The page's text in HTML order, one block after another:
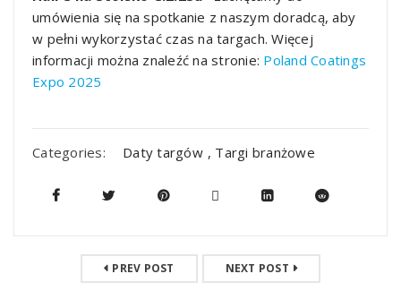
umówienia się na spotkanie z naszym doradcą, aby
w pełni wykorzystać czas na targach. Więcej
informacji można znaleźć na stronie: Poland Coatings
Expo 2025
Categories: Daty targów , Targi branżowe
PREV POST NEXT POST